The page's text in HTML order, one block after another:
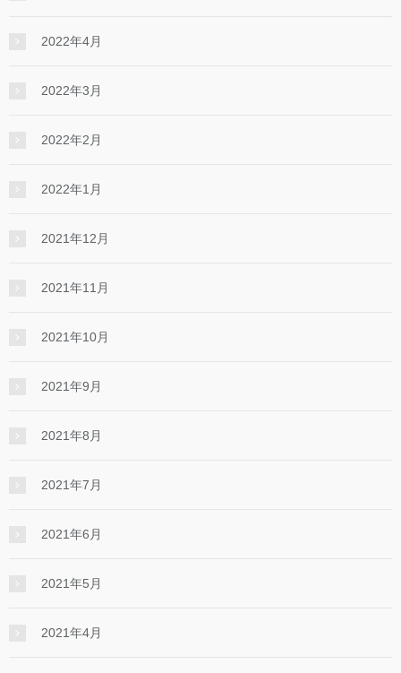
2022年4月
2022年3月
2022年2月
2022年1月
2021年12月
2021年11月
2021年10月
2021年9月
2021年8月
2021年7月
2021年6月
2021年5月
2021年4月